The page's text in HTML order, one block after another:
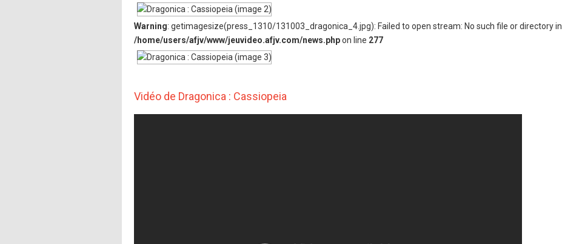
Warning: getimagesize(press_1310/131003_dragonica_4.jpg): Failed to open stream: No such file or directory in
/home/users/afjv/www/jeuvideo.afjv.com/news.phpon line 277
Vidéo de Dragonica : Cassiopeia